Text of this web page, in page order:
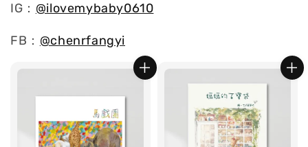
IG： @ilovemybaby0610
FB： @chenrfangyi